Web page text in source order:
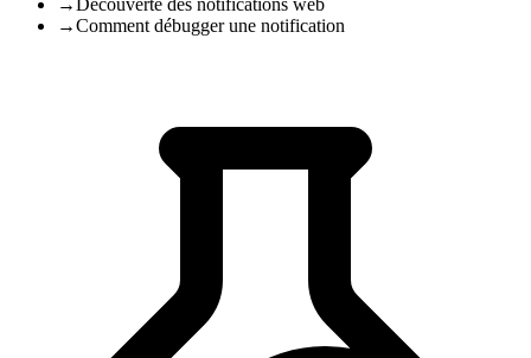
→Comment débugger une notification